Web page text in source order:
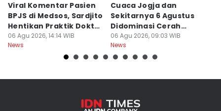
Viral Komentar Pasien
BPJS di Medsos, Sardjito
Hentikan Praktik Dokter
PPDS
06 Agu 2026, 14:14 WIB
News
Cuaca Jogja dan
Sekitarnya 6 Agustus
Didominasi Cerah
Berawan
06 Agu 2026, 09:03 WIB
News